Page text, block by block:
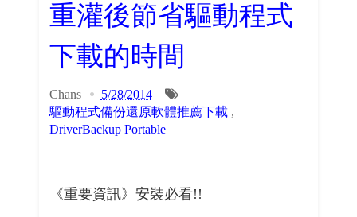
重灌後節省驅動程式
下載的時間
Chans
5/28/2014
驅動程式備份還原軟體推薦下載,
DriverBackup Portable
《重要資訊》安裝必看!!